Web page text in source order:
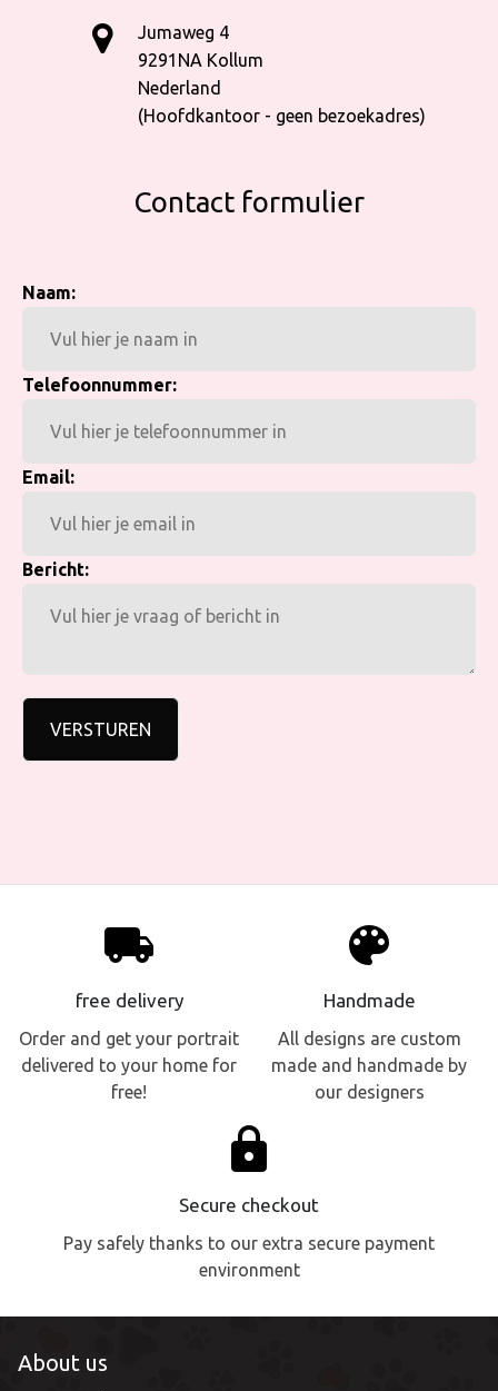
Jumaweg 4
9291NA Kollum
Nederland
(Hoofdkantoor - geen bezoekadres)
Contact formulier
Naam:
Telefoonnummer:
Email:
Bericht:
VERSTUREN
local_shipping
free delivery
Order and get your portrait
delivered to your home for
free!
palette
Handmade
All designs are custom
made and handmade by
our designers
lock
Secure checkout
Pay safely thanks to our extra secure payment
environment
About us